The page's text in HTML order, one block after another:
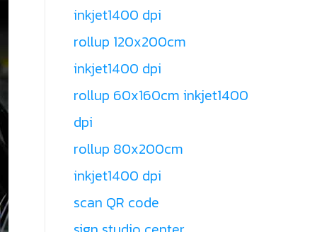
inkjet1400 dpi
rollup 120x200cm
inkjet1400 dpi
rollup 60x160cm inkjet1400
dpi
rollup 80x200cm
inkjet1400 dpi
scan QR code